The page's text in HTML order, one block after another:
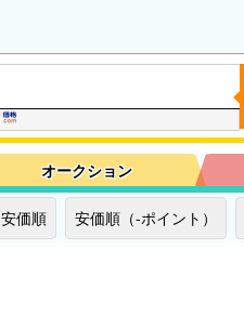
オークション
安価順 安価順（-ポイント）